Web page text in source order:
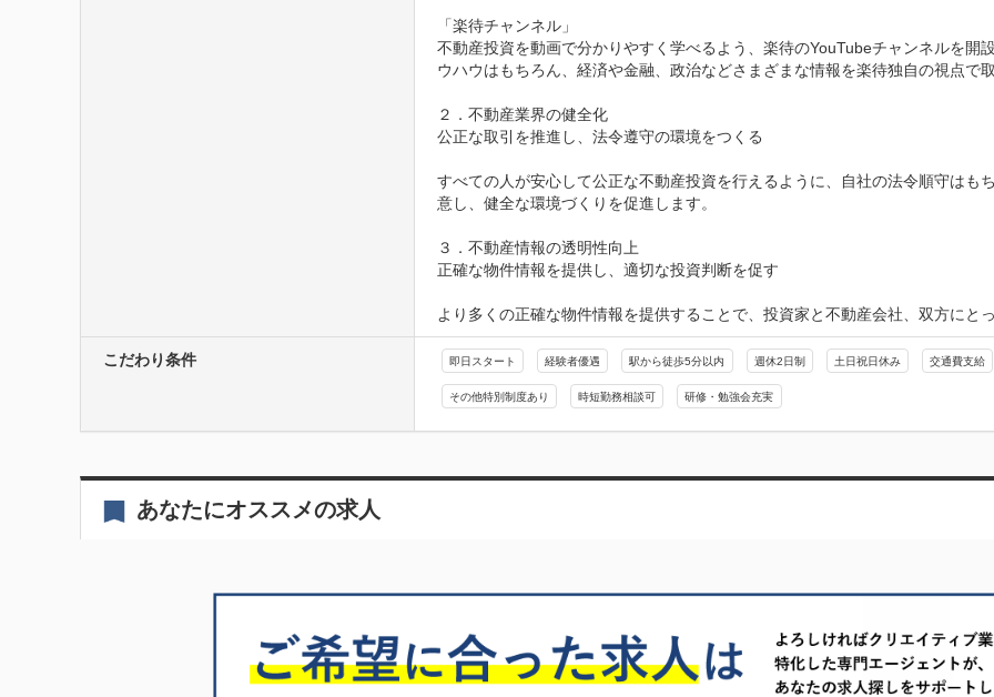
「楽待チャンネル」
不動産投資を動画で分かりやすく学べるよう、楽待のYouTubeチャンネルを開
ウハウはもちろん、経済や金融、政治などさまざまな情報を楽待独自の視点で
２．不動産業界の健全化
公正な取引を推進し、法令遵守の環境をつくる
すべての人が安心して公正な不動産投資を行えるように、自社の法令順守はも
意し、健全な環境づくりを促進します。
３．不動産情報の透明性向上
正確な物件情報を提供し、適切な投資判断を促す
より多くの正確な物件情報を提供することで、投資家と不動産会社、双方にと
こだわり条件 即日スタート 経験者優遇 駅から徒歩5分以内 週休2日制 土日祝日休み 交通費支給
その他特別制度あり 時短勤務相談可 研修・勉強会充実
あなたにオススメの求人